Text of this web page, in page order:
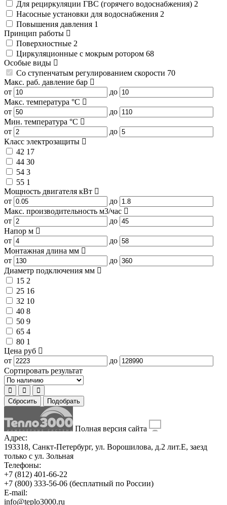
Для рециркуляции ГВС (горячего водоснабжения) 2
Насосные установки для водоснабжения 2
Повышения давления 1
Принцип работы
Поверхностные 2
Циркуляционные с мокрым ротором 68
Особые виды
Со ступенчатым регулированием скорости 70
Макс. раб. давление бар
от
до
Макс. температура °C
от
до
Мин. температура °C
от
до
Класс электрозащиты
42 17
44 30
54 3
55 1
Мощность двигателя кВт
от
до
Макс. производительность м3/час
от
до
Напор м
от
до
Монтажная длина мм
от
до
Диаметр подключения мм
15 2
25 16
32 10
40 8
50 9
65 4
80 1
Цена руб
от
до
Сортировать результат
Сбросить Подобрать
Полная версия сайта
Адрес:
193318, Санкт-Петербург, ул. Ворошилова, д.2 лит.Е, заезд
только с ул. Зольная
Телефоны:
+7 (812) 401-66-22
+7 (800) 333-56-06 (бесплатный по России)
E-mail:
info@teplo3000.ru